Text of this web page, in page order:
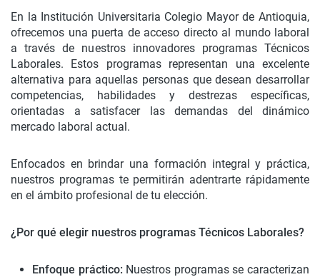
En la Institución Universitaria Colegio Mayor de Antioquia,
ofrecemos una puerta de acceso directo al mundo laboral
a través de nuestros innovadores programas Técnicos
Laborales. Estos programas representan una excelente
alternativa para aquellas personas que desean desarrollar
competencias, habilidades y destrezas específicas,
orientadas a satisfacer las demandas del dinámico
mercado laboral actual.
Enfocados en brindar una formación integral y práctica,
nuestros programas te permitirán adentrarte rápidamente
en el ámbito profesional de tu elección.
¿Por qué elegir nuestros programas Técnicos Laborales?
Enfoque práctico: Nuestros programas se caracterizan